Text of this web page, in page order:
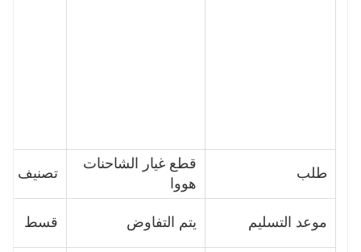
طلب
قطع غيار الشاحنات
هووا
تصنيف
موعد التسليم يتم التفاوض قسط